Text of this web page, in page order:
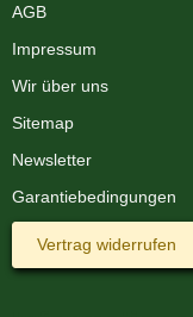
AGB
Impressum
Wir über uns
Sitemap
Newsletter
Garantiebedingungen
Vertrag widerrufen